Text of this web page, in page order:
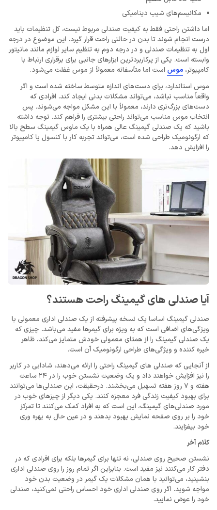
مکانیسم‌های شیب دینامیکی
اما داشتن راحتی فقط به کیفیت صندلی مربوط نیست، کل تنظیمات باید
درست انجام شوند تا بدن در حالتی راحت قرار گیرد. این موضوع در درجه
اول به تنظیمات صندلی و در درجه دوم به تنظیم سایر لوازم مانند مانیتور
وابسته است. یکی از پرکاربردترین ابزارهای جانبی برای برقراری ارتباط با
کامپیوتر، موس است اما متأسفانه معمولاً از موس غفلت می‌شود.
موس استاندارد، برای دست‌های اندازه متوسط ​​ساخته شده است و اگر
واقعاً مناسب نباشد، می‌تواند مشکلات بدنی ایجاد کند. افرادی که
دست‌های بزرگ‌‌تری دارند، معمولاً با این مشکل مواجه می‌شوند. پس
انتخاب موس مناسب می‌تواند راحتی بیشتری را فراهم کند. توجه داشته
باشید که یک صندلی گیمینگ عالی همراه با یک ماوس گیمینگ سطح بالا
که ارگونومیک طراحی شده است، می‌تواند تجربه کار با کنسول یا کامپیوتر
را افزایش دهد.
آیا صندلی های گیمینگ راحت هستند؟
صندلی گیمینگ اساسا یک نسخه پیشرفته از یک صندلی اداری معمولی با
ویژگی‌های اضافی است که به ویژه برای گیمرها مفید می‌باشد. چیزی که
یک صندلی گیمینگ را از همتای معمولی خودش متمایز می‌کند، ظاهر
خیره کننده و ویژگی‌های طراحی ارگونومیک آن است.
از آنجایی که صندلی های گیمینگ راحتی را ارائه می‌دهند، شادابی در کاربر
را نیز افزایش خواهند داد و یک وضعیت نشستن خوب را در 24 ساعت
هفته و 7 روز هفته تسهیل می‌بخشند. درحقیقت، این صندلی‌ها می‌توانند
برای بهبود کیفیت زندگی فرد معجزه کنند. یکی دیگر از چیزهای خوب در
مورد صندلی‌های گیمینگ، این است که به افراد کمک می‌کنند تا تمرکز
خود را بر روی صفحه نمایش بهبود بدهند و در عین حال به بهره وری
خود بیفزایند.
کلام آخر
نشستن صحیح روی صندلی، نه تنها برای گیمرها بلکه برای افرادی که در
دفتر کار می‌کنند نیز مفید است. بنابراین اگر تمام روز را روی صندلی اداری
بنشینید، می‌توانید با همان مشکلات یک گیمر در وضعیت بدن خود
مواجه شوید. اگر روی صندلی اداری خود احساس راحتی نمی‌کنید، صندلی
خود را عوض نمایید.